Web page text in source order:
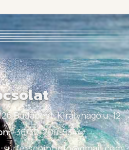
Budapest, Királyhágó u. 12.
+36/30-200-5344